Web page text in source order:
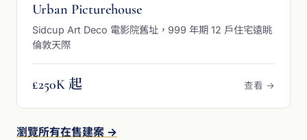
Urban Picturehouse
Sidcup Art Deco 電影院舊址，999 年期 12 戶住宅遠眺
倫敦天際
£250K 起 查看 →
瀏覽所有在售建案 →